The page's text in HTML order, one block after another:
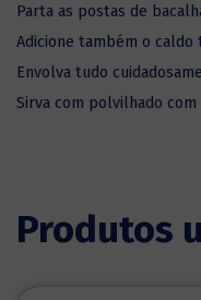
Parta as postas de
Adicione também o caldo
Envolva tudo
Sirva com polvilhado
Produtos